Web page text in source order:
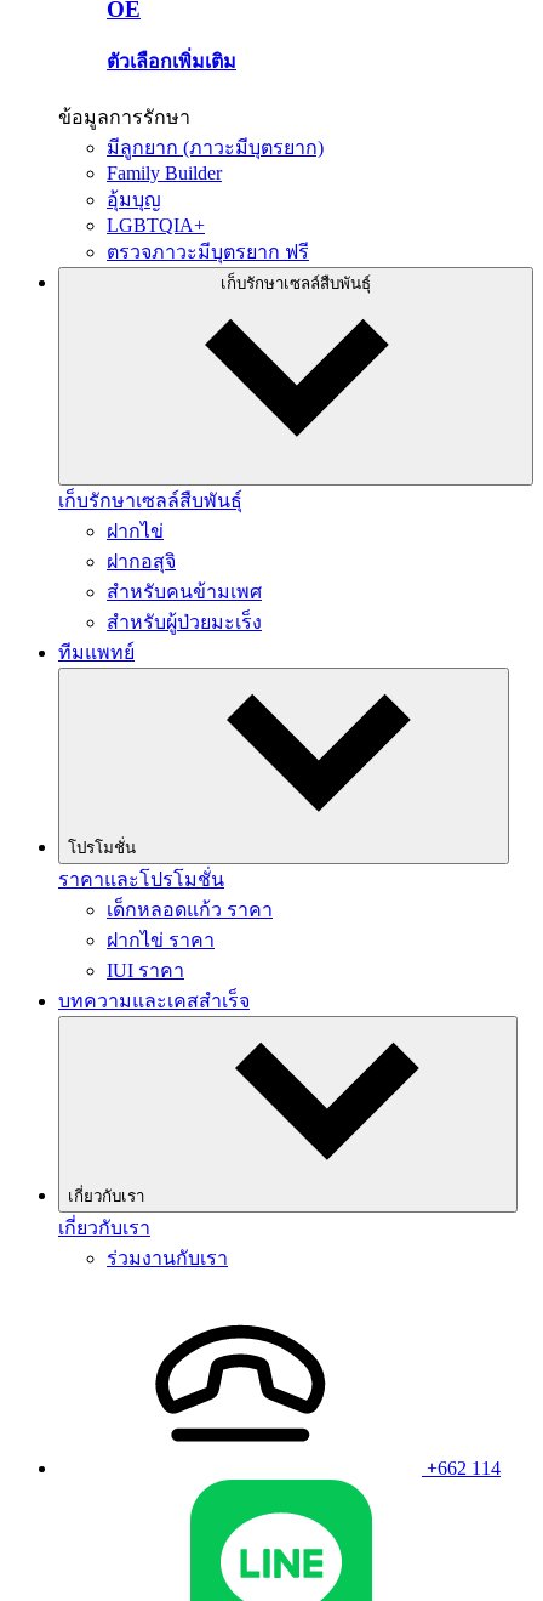
OE
ตัวเลือกเพิ่มเติม
ข้อมูลการรักษา
มีลูกยาก (ภาวะมีบุตรยาก)
Family Builder
อุ้มบุญ
LGBTQIA+
ตรวจภาวะมีบุตรยาก ฟรี
เก็บรักษาเซลล์สืบพันธุ์
เก็บรักษาเซลล์สืบพันธุ์
ฝากไข่
ฝากอสุจิ
สำหรับคนข้ามเพศ
สำหรับผู้ป่วยมะเร็ง
ทีมแพทย์
โปรโมชั่น
ราคาและโปรโมชั่น
เด็กหลอดแก้ว ราคา
ฝากไข่ ราคา
IUI ราคา
บทความและเคสสำเร็จ
เกี่ยวกับเรา
เกี่ยวกับเรา
ร่วมงานกับเรา
+662 114